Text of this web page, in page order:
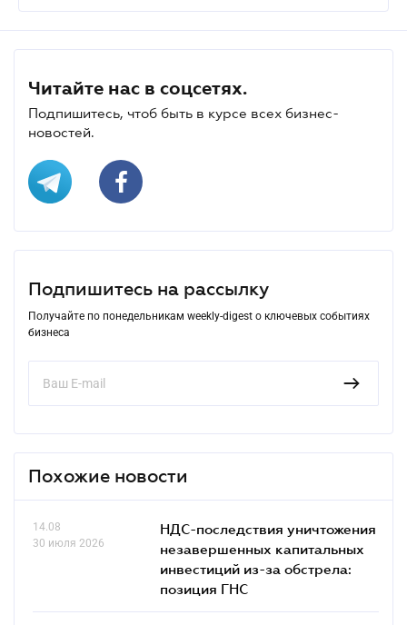
Читайте нас в соцсетях.
Подпишитесь, чтоб быть в курсе всех бизнес-
новостей.
Подпишитесь на рассылку
Получайте по понедельникам weekly-digest о ключевых событиях
бизнеса
Похожие новости
14.08
30 июля 2026
НДС-последствия уничтожения
незавершенных капитальных
инвестиций из-за обстрела:
позиция ГНС